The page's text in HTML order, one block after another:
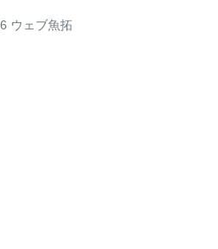
ウェブ魚拓